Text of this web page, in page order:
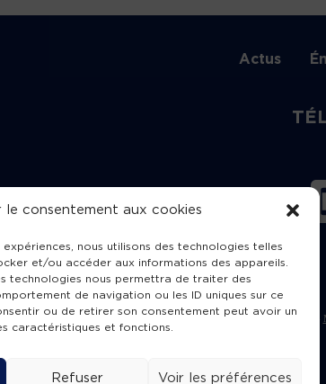
le consentement aux cookies
nous utilisons des technologies telles
et/ou accéder aux informations des appareils.
technologies nous permettra de traiter des
de navigation ou les ID uniques sur ce
ou de retirer son consentement peut avoir un
caractéristiques et fonctions.
Refuser Voir les préférences
Actus
Charte de publication